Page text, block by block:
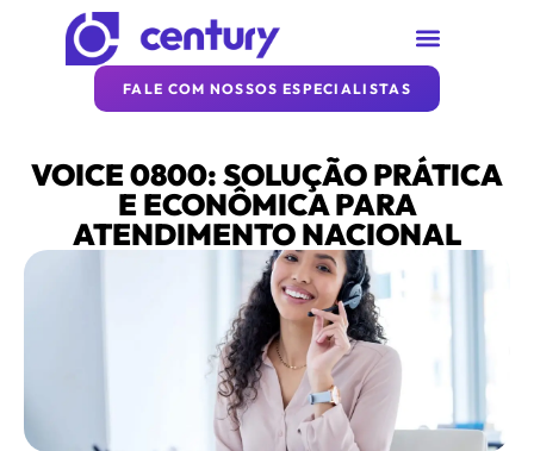
FALE COM NOSSOS ESPECIALISTAS
VOICE 0800: SOLUÇÃO PRÁTICA
E ECONÔMICA PARA
ATENDIMENTO NACIONAL